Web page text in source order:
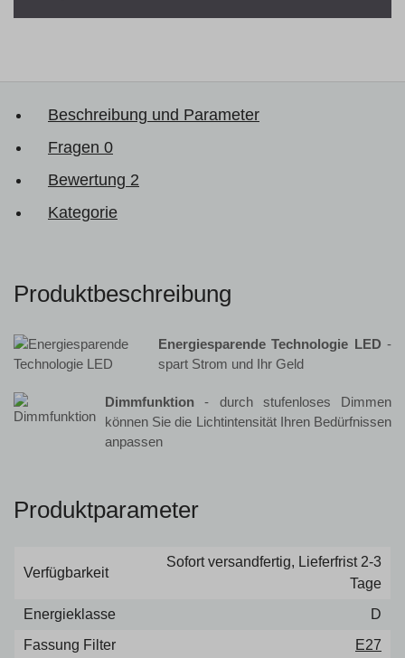
Beschreibung und Parameter
Fragen 0
Bewertung 2
Kategorie
Produktbeschreibung
Energiesparende Technologie LED -
spart Strom und Ihr Geld
Dimmfunktion - durch stufenloses Dimmen
können Sie die Lichtintensität Ihren Bedürfnissen
anpassen
Produktparameter
Verfügbarkeit
Sofort versandfertig, Lieferfrist 2-3
Tage
Energieklasse
D
Fassung Filter
E27